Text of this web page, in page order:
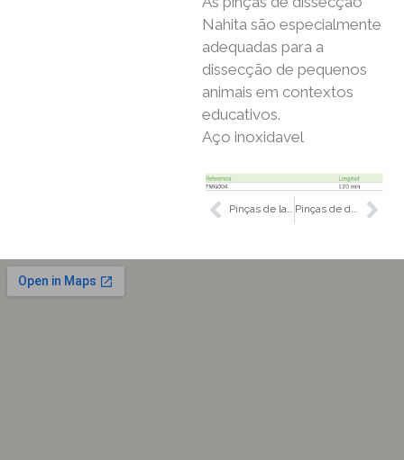
Nahita são especialmente
adequadas para a
dissecção de pequenos
animais em contextos
educativos.
Aço inoxidavel
Pinças de laboratorio Pinças de dissecção sem dentes